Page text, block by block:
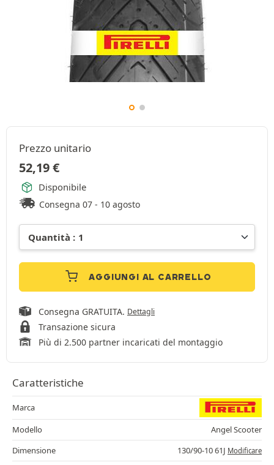
Prezzo unitario
52,19€
Disponibile
Consegna 07 - 10 agosto
AGGIUNGI AL CARRELLO
Consegna GRATUITA. Dettagli
Transazione sicura
Più di 2.500 partner incaricati del montaggio
Caratteristiche
Marca
Modello
Angel Scooter
Dimensione
130/90-10 61J Modificare